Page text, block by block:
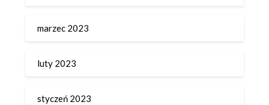
marzec 2023
luty 2023
styczeń 2023